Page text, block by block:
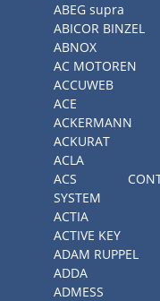
ABEG supra
ABICOR BINZEL
ABNOX
AC MOTOREN
ACCUWEB
ACE
ACKERMANN
ACKURAT
ACLA
ACS
SYSTEM
ACTIA
ACTIVE KEY
ADAM RUPPEL
ADDA
ADMESS